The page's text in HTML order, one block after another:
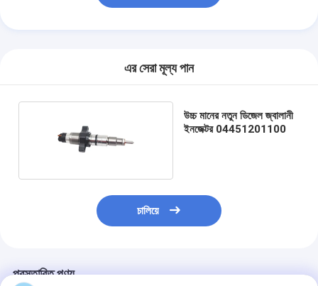
এর সেরা মূল্য পান
উচ্চ মানের নতুন ডিজেল জ্বালানী
ইনজেক্টর 04451201100
চালিয়ে
প্রস্তাবিত পণ্য